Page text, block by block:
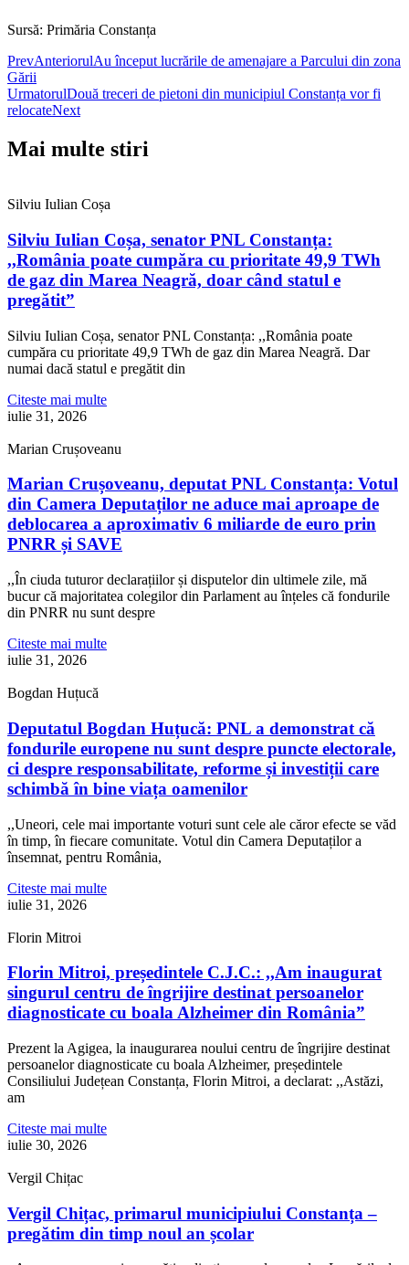
Sursă: Primăria Constanța
PrevAnteriorulAu început lucrările de amenajare a Parcului din zona
Gării
UrmatorulDouă treceri de pietoni din municipiul Constanța vor fi
relocateNext
Mai multe stiri
Silviu Iulian Coșa
Silviu Iulian Coșa, senator PNL Constanța:
,,România poate cumpăra cu prioritate 49,9 TWh
de gaz din Marea Neagră, doar când statul e
pregătit”
Silviu Iulian Coșa, senator PNL Constanța: ,,România poate
cumpăra cu prioritate 49,9 TWh de gaz din Marea Neagră. Dar
numai dacă statul e pregătit din
Citeste mai multe
iulie 31, 2026
Marian Crușoveanu
Marian Crușoveanu, deputat PNL Constanța: Votul
din Camera Deputaților ne aduce mai aproape de
deblocarea a aproximativ 6 miliarde de euro prin
PNRR și SAVE
,,În ciuda tuturor declarațiilor și disputelor din ultimele zile, mă
bucur că majoritatea colegilor din Parlament au înțeles că fondurile
din PNRR nu sunt despre
Citeste mai multe
iulie 31, 2026
Bogdan Huțucă
Deputatul Bogdan Huțucă: PNL a demonstrat că
fondurile europene nu sunt despre puncte electorale,
ci despre responsabilitate, reforme și investiții care
schimbă în bine viața oamenilor
,,Uneori, cele mai importante voturi sunt cele ale căror efecte se văd
în timp, în fiecare comunitate. Votul din Camera Deputaților a
însemnat, pentru România,
Citeste mai multe
iulie 31, 2026
Florin Mitroi
Florin Mitroi, președintele C.J.C.: ,,Am inaugurat
singurul centru de îngrijire destinat persoanelor
diagnosticate cu boala Alzheimer din România”
Prezent la Agigea, la inaugurarea noului centru de îngrijire destinat
persoanelor diagnosticate cu boala Alzheimer, președintele
Consiliului Județean Constanța, Florin Mitroi, a declarat: ,,Astăzi,
am
Citeste mai multe
iulie 30, 2026
Vergil Chițac
Vergil Chițac, primarul municipiului Constanța –
pregătim din timp noul an școlar